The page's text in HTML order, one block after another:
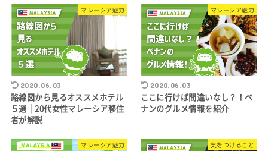
マレーシア魅力
2020.06.03
路線図から見るオススメホテル
５選｜20代女性マレーシア移住
者が解説
マレーシア魅力
2020.06.03
ここに行けば間違いなし？！ペ
ナンのグルメ情報を紹介
マレーシア魅力 気をつけること